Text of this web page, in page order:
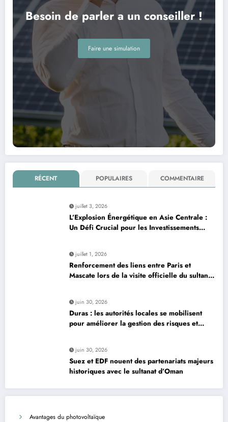
Besoin de parler a un conseiller !
Faire une simulation
RÉCENT POPULAIRES COMMENTAIRE
juillet 3, 2026
L’Explosion Énergétique en Asie Centrale :
Un Défi Crucial pour les Investissements
juillet 1, 2026
Renforcement des liens entre Paris et
Mascate lors de la visite officielle du sultan
juin 30, 2026
Duras : les autorités locales se mobilisent
pour améliorer la gestion des risques et
juin 30, 2026
Suez et EDF nouent des partenariats majeurs
historiques avec le sultanat d’Oman
Avantages du photovoltaïque